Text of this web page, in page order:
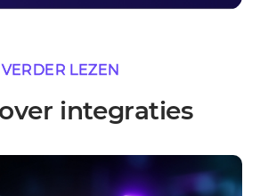
VERDER LEZEN
integraties